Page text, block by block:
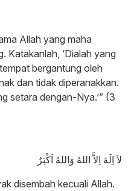
Allah yang maha
Katakanlah, ‘Dialah yang
bergantung oleh
dan tidak diperanakkan.
setara dengan-Nya.’” (3
لاَ اِلَهَ اِلاَّ اللهُ وَاللهُ اَكْبَرُ
disembah kecuali Allah.